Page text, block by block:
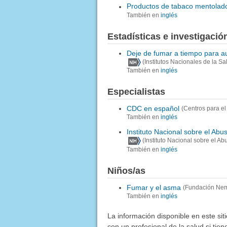
Productos de tabaco
También en inglés
Estadísticas e
Deje de fumar a tiempo para
(Institutos Nacionales de la
También en inglés
Especialistas
CDC en español (Centros para
También en inglés
Instituto Nacional sobre el
(Instituto Nacional sobre el
También en inglés
Niños/as
Fumar y el asma (Fundación
También en inglés
La información disponible en este